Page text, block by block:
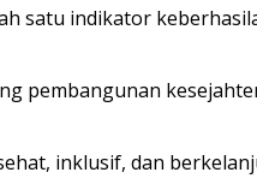
satu indikator
pembangunan
inklusif, dan